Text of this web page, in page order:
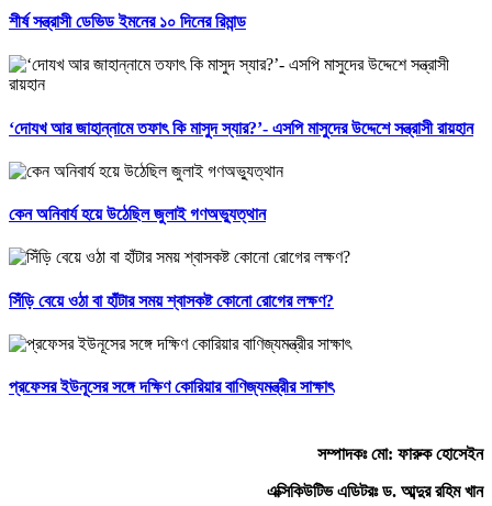
শীর্ষ সন্ত্রাসী ডেভিড ইমনের ১০ দিনের রিমান্ড
‘দোযখ আর জাহান্নামে তফাৎ কি মাসুদ স্যার?’- এসপি মাসুদের উদ্দেশে সন্ত্রাসী রায়হান
কেন অনিবার্য হয়ে উঠেছিল জুলাই গণঅভ্যুত্থান
সিঁড়ি বেয়ে ওঠা বা হাঁটার সময় শ্বাসকষ্ট কোনো রোগের লক্ষণ?
প্রফেসর ইউনূসের সঙ্গে দক্ষিণ কোরিয়ার বাণিজ্যমন্ত্রীর সাক্ষাৎ
সম্পাদকঃ মো: ফারুক হোসেইন
এক্সিকিউটিভ এডিটরঃ ড. আব্দুর রহিম খান